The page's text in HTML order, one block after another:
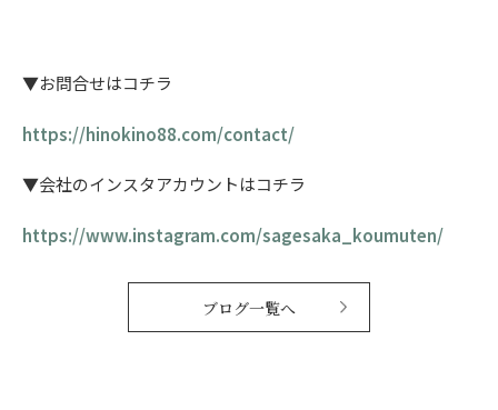
▼お問合せはコチラ
https://hinokino88.com/contact/
▼会社のインスタアカウントはコチラ
https://www.instagram.com/sagesaka_koumuten/
ブログ一覧へ